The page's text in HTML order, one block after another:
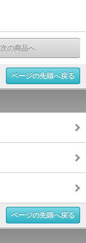
次の商品へ
ページの先頭へ戻る
ページの先頭へ戻る